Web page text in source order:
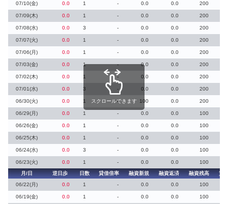
07/10(金) 0.0 1 - 0.0 0.0 200
07/09(木) 0.0 1 - 0.0 0.0 200
07/08(水) 0.0 3 - 0.0 0.0 200
07/07(火) 0.0 1 - 0.0 0.0 200
07/06(月) 0.0 1 - 0.0 0.0 200
07/03(金) 0.0 1 - 0.0 0.0 200
07/02(木) 0.0 1 - 0.0 0.0 200
07/01(水) 0.0 3 - 0.0 0.0 200
06/30(火) 0.0 1 - 100 0.0 200
06/29(月) 0.0 1 - 0.0 0.0 100
06/26(金) 0.0 1 - 0.0 0.0 100
06/25(木) 0.0 1 - 0.0 0.0 100
06/24(水) 0.0 3 - 0.0 0.0 100
06/23(火) 0.0 1 - 0.0 0.0
100
月/日
逆日歩 日数 貸借倍率 融資新規 融資返済 融資残高
貸
06/22(月)
0.0 1 - 0.0 0.0 100
06/19(金) 0.0 1 - 0.0 0.0 100
スクロールできます